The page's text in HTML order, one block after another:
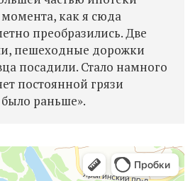
как я сюда
преобразились. Две
пешеходные дорожки
посадили. Стало намного
постоянной грязи
раньше».